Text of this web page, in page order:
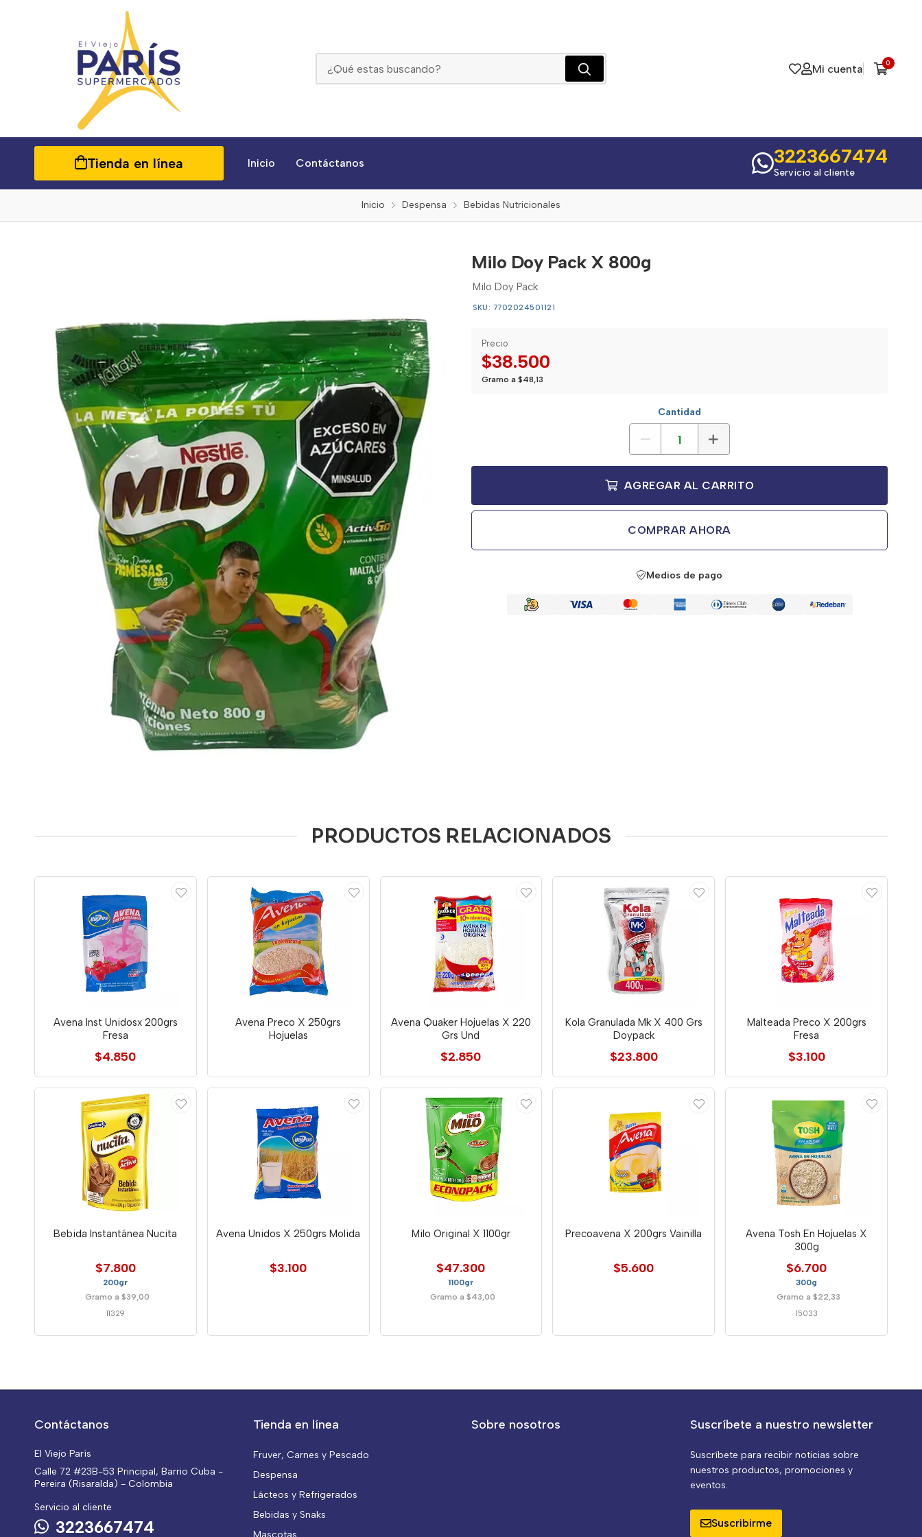
Mi cuenta 0
Tienda en línea Inicio Contáctanos 3223667474
Servicio al cliente
Inicio Despensa Bebidas Nutricionales
Milo Doy Pack X 800g
Milo Doy Pack
SKU: 7702024501121
Precio
$38.500
Gramo a $48,13
Cantidad
AGREGAR AL CARRITO
COMPRAR AHORA
Medios de pago
PRODUCTOS RELACIONADOS
Avena Inst Unidosx 200grs
Fresa
$4.850
Avena Preco X 250grs
Hojuelas
Avena Quaker Hojuelas X 220
Grs Und
$2.850
Kola Granulada Mk X 400 Grs
Doypack
$23.800
Malteada Preco X 200grs
Fresa
$3.100
Bebida Instantánea Nucita
$7.800
200gr
Gramo a $39,00
11329
Avena Unidos X 250grs Molida
$3.100
Milo Original X 1100gr
$47.300
1100gr
Gramo a $43,00
Precoavena X 200grs Vainilla
$5.600
Avena Tosh En Hojuelas X
300g
$6.700
300g
Gramo a $22,33
15033
Contáctanos
El Viejo París
Calle 72 #23B-53 Principal, Barrio Cuba -
Pereira (Risaralda) - Colombia
Servicio al cliente
3223667474
Tienda en línea
Fruver, Carnes y Pescado
Despensa
Lácteos y Refrigerados
Bebidas y Snaks
Mascotas
Sobre nosotros Suscríbete a nuestro newsletter
Suscríbete para recibir noticias sobre
nuestros productos, promociones y
eventos.
Suscribirme